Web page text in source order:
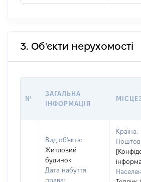
3. Об'єкти нерухомості
№
ЗАГАЛЬНА
ІНФОРМАЦІЯ
Вид об'єкта:
Житловий
будинок
Дата набуття
права:
Країна: